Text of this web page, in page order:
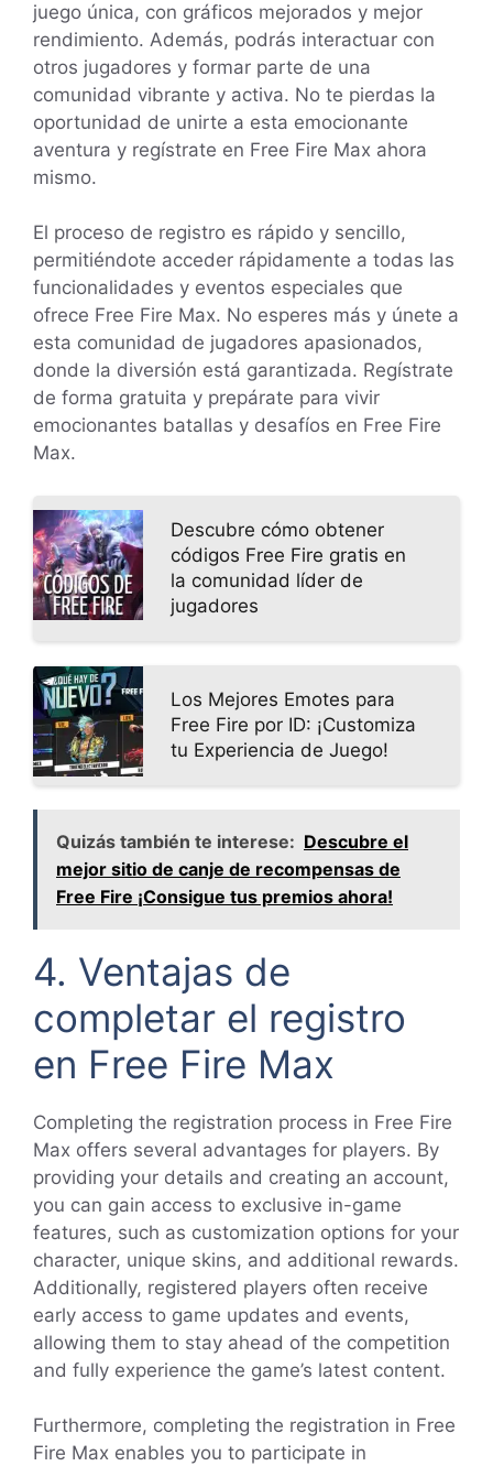
juego única, con gráficos mejorados y mejor
rendimiento. Además, podrás interactuar con
otros jugadores y formar parte de una
comunidad vibrante y activa. No te pierdas la
oportunidad de unirte a esta emocionante
aventura y regístrate en Free Fire Max ahora
mismo.
El proceso de registro es rápido y sencillo,
permitiéndote acceder rápidamente a todas las
funcionalidades y eventos especiales que
ofrece Free Fire Max. No esperes más y únete a
esta comunidad de jugadores apasionados,
donde la diversión está garantizada. Regístrate
de forma gratuita y prepárate para vivir
emocionantes batallas y desafíos en Free Fire
Max.
Descubre cómo obtener
códigos Free Fire gratis en
la comunidad líder de
jugadores
Los Mejores Emotes para
Free Fire por ID: ¡Customiza
tu Experiencia de Juego!
Quizás también te interese: Descubre el
mejor sitio de canje de recompensas de
Free Fire ¡Consigue tus premios ahora!
4. Ventajas de
completar el registro
en Free Fire Max
Completing the registration process in Free Fire
Max offers several advantages for players. By
providing your details and creating an account,
you can gain access to exclusive in-game
features, such as customization options for your
character, unique skins, and additional rewards.
Additionally, registered players often receive
early access to game updates and events,
allowing them to stay ahead of the competition
and fully experience the game’s latest content.
Furthermore, completing the registration in Free
Fire Max enables you to participate in